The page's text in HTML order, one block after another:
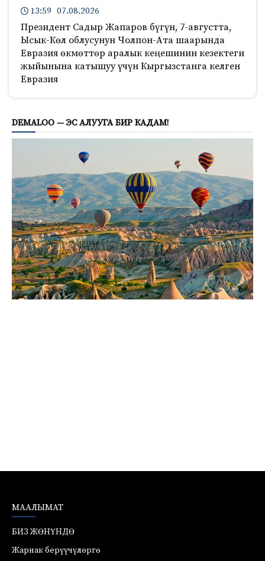
13:59 07.08.2026
Президент Садыр Жапаров бүгүн, 7-августта,
Ысык-Көл облусунун Чолпон-Ата шаарында
Евразия өкмөттөр аралык кеңешинин кезектеги
жыйынына катышуу үчүн Кыргызстанга келген
Евразия
DEMALOO — ЭС АЛУУГА БИР КАДАМ!
МААЛЫМАТ
БИЗ ЖӨНҮНДӨ
Жарнак берүүчүлөргө